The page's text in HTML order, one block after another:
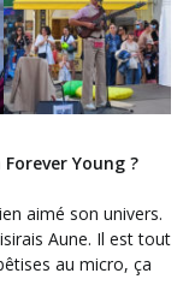
Young ?
aimé son univers.
Aune. Il est tout
au micro, ça